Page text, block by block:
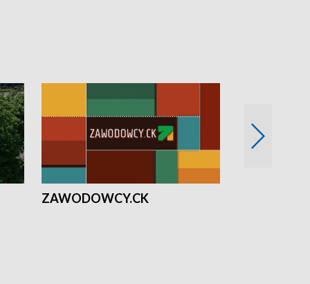
ZAWODOWCY.CK